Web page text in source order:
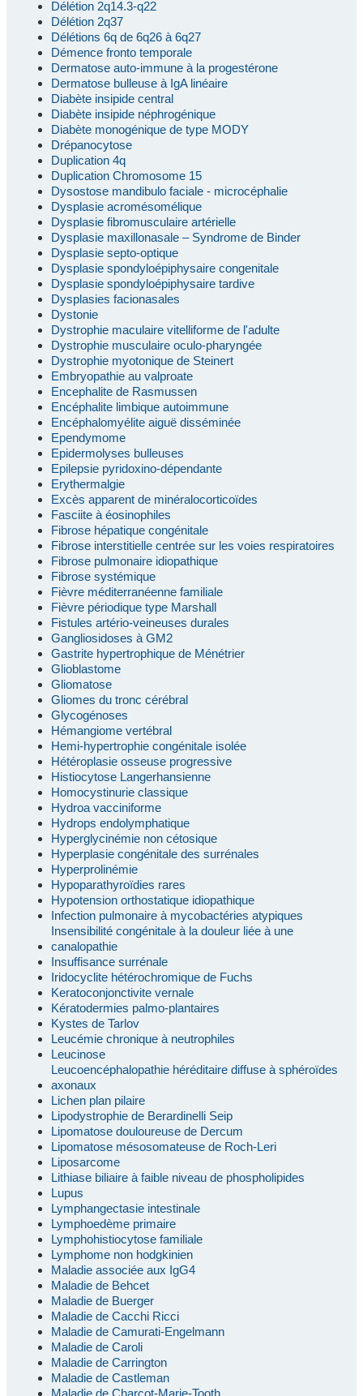
Délétion 2q14.3-q22
Délétion 2q37
Délétions 6q de 6q26 à 6q27
Démence fronto temporale
Dermatose auto-immune à la progestérone
Dermatose bulleuse à IgA linéaire
Diabète insipide central
Diabète insipide néphrogénique
Diabète monogénique de type MODY
Drépanocytose
Duplication 4q
Duplication Chromosome 15
Dysostose mandibulo faciale - microcéphalie
Dysplasie acromésomélique
Dysplasie fibromusculaire artérielle
Dysplasie maxillonasale – Syndrome de Binder
Dysplasie septo-optique
Dysplasie spondyloépiphysaire congenitale
Dysplasie spondyloépiphysaire tardive
Dysplasies facionasales
Dystonie
Dystrophie maculaire vitelliforme de l'adulte
Dystrophie musculaire oculo-pharyngée
Dystrophie myotonique de Steinert
Embryopathie au valproate
Encephalite de Rasmussen
Encéphalite limbique autoimmune
Encéphalomyélite aiguë disséminée
Ependymome
Epidermolyses bulleuses
Epilepsie pyridoxino-dépendante
Erythermalgie
Excès apparent de minéralocorticoïdes
Fasciite à éosinophiles
Fibrose hépatique congénitale
Fibrose interstitielle centrée sur les voies respiratoires
Fibrose pulmonaire idiopathique
Fibrose systémique
Fièvre méditerranéenne familiale
Fièvre périodique type Marshall
Fistules artério-veineuses durales
Gangliosidoses à GM2
Gastrite hypertrophique de Ménétrier
Glioblastome
Gliomatose
Gliomes du tronc cérébral
Glycogénoses
Hémangiome vertébral
Hemi-hypertrophie congénitale isolée
Hétéroplasie osseuse progressive
Histiocytose Langerhansienne
Homocystinurie classique
Hydroa vacciniforme
Hydrops endolymphatique
Hyperglycinémie non cétosique
Hyperplasie congénitale des surrénales
Hyperprolinémie
Hypoparathyroïdies rares
Hypotension orthostatique idiopathique
Infection pulmonaire à mycobactéries atypiques
Insensibilité congénitale à la douleur liée à une
canalopathie
Insuffisance surrénale
Iridocyclite hétérochromique de Fuchs
Keratoconjonctivite vernale
Kératodermies palmo-plantaires
Kystes de Tarlov
Leucémie chronique à neutrophiles
Leucinose
Leucoencéphalopathie héréditaire diffuse à sphéroïdes
axonaux
Lichen plan pilaire
Lipodystrophie de Berardinelli Seip
Lipomatose douloureuse de Dercum
Lipomatose mésosomateuse de Roch-Leri
Liposarcome
Lithiase biliaire à faible niveau de phospholipides
Lupus
Lymphangectasie intestinale
Lymphoedème primaire
Lymphohistiocytose familiale
Lymphome non hodgkinien
Maladie associée aux IgG4
Maladie de Behcet
Maladie de Buerger
Maladie de Cacchi Ricci
Maladie de Camurati-Engelmann
Maladie de Caroli
Maladie de Carrington
Maladie de Castleman
Maladie de Charcot-Marie-Tooth